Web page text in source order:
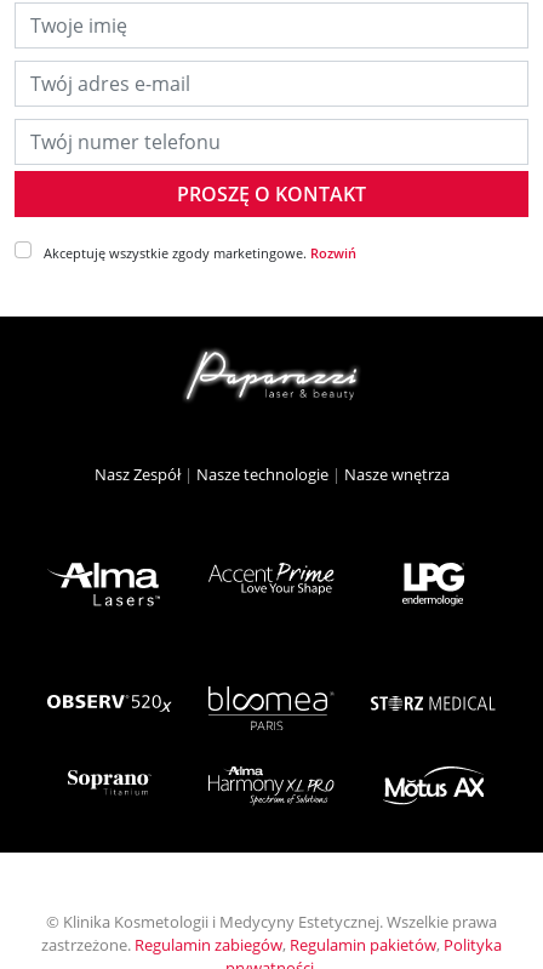
Twoje imię
Twój adres e-mail
Twój numer telefonu
Akceptuję wszystkie zgody marketingowe. Rozwiń
Nasz Zespół| Nasze technologie| Nasze wnętrza
© Klinika Kosmetologii i Medycyny Estetycznej. Wszelkie prawa
zastrzeżone. Regulamin zabiegów, Regulamin pakietów, Polityka